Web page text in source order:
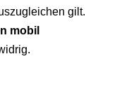
gilt.
mobil